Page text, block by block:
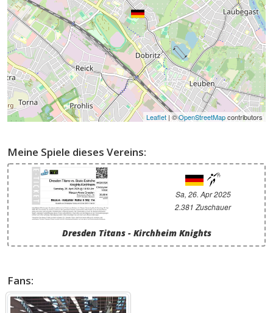
Leaflet | ©OpenStreetMapcontributors
Meine Spiele dieses Vereins:
Sa, 26. Apr 2025
2.381 Zuschauer
Dresden Titans - Kirchheim Knights
Fans: